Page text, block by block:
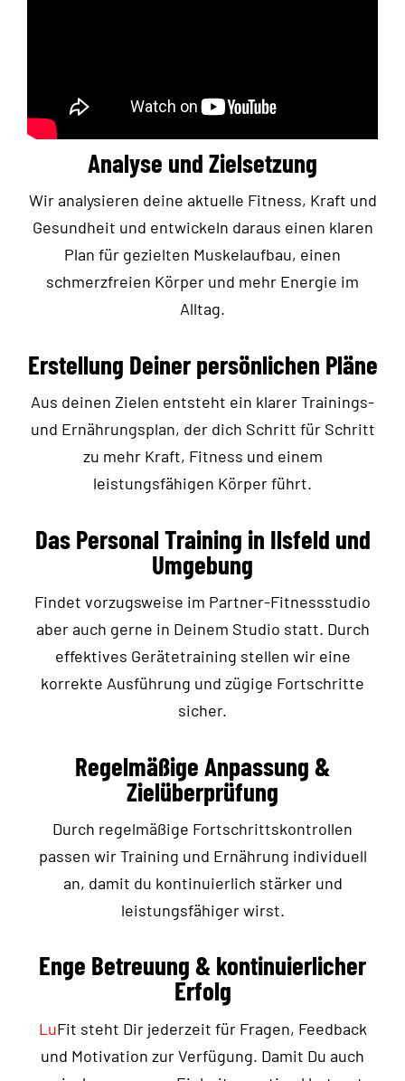
Analyse und Zielsetzung
Wir analysieren deine aktuelle Fitness, Kraft und
Gesundheit und entwickeln daraus einen klaren
Plan für gezielten Muskelaufbau, einen
schmerzfreien Körper und mehr Energie im
Alltag.
Erstellung Deiner persönlichen Pläne
Aus deinen Zielen entsteht ein klarer Trainings-
und Ernährungsplan, der dich Schritt für Schritt
zu mehr Kraft, Fitness und einem
leistungsfähigen Körper führt.
Das Personal Training in Ilsfeld und
Umgebung
Findet vorzugsweise im Partner-Fitnessstudio
aber auch gerne in Deinem Studio statt. Durch
effektives Gerätetraining stellen wir eine
korrekte Ausführung und zügige Fortschritte
sicher.
Regelmäßige Anpassung &
Zielüberprüfung
Durch regelmäßige Fortschrittskontrollen
passen wir Training und Ernährung individuell
an, damit du kontinuierlich stärker und
leistungsfähiger wirst.
Enge Betreuung & kontinuierlicher
Erfolg
LuFit steht Dir jederzeit für Fragen, Feedback
und Motivation zur Verfügung. Damit Du auch